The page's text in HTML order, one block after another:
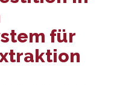
für